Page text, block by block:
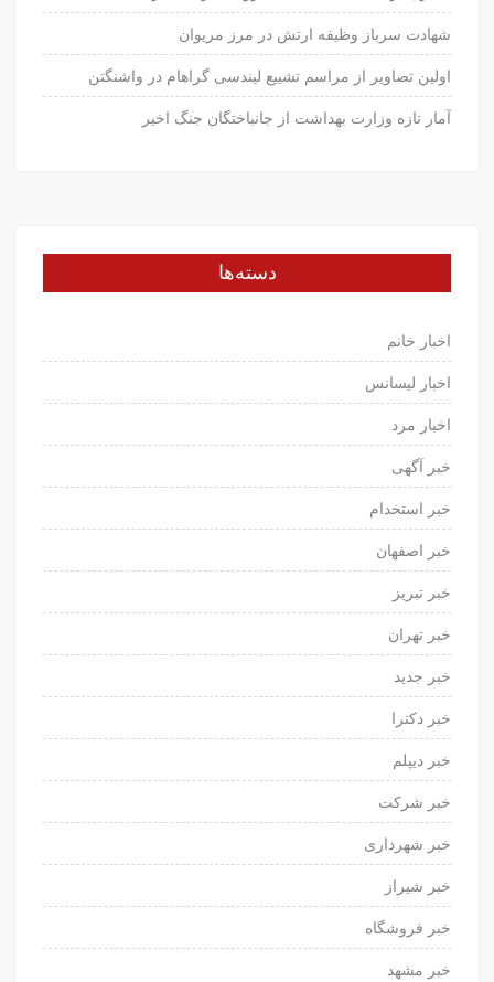
شهادت سرباز وظیفه ارتش در مرز مریوان
اولین تصاویر از مراسم تشییع لیندسی گراهام در واشنگتن
آمار تازه وزارت بهداشت از جانباختگان جنگ اخیر
دسته‌ها
اخبار خانم
اخبار لیسانس
اخبار مرد
خبر آگهی
خبر استخدام
خبر اصفهان
خبر تبریز
خبر تهران
خبر جدید
خبر دکترا
خبر دیپلم
خبر شرکت
خبر شهرداری
خبر شیراز
خبر فروشگاه
خبر مشهد